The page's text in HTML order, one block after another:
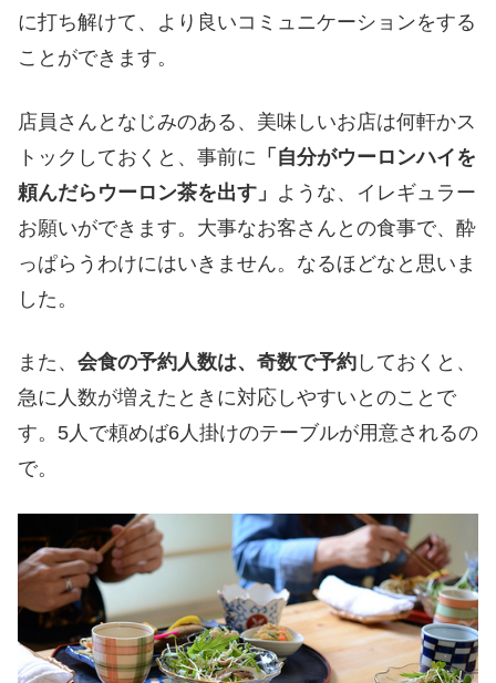
に打ち解けて、より良いコミュニケーションをする
ことができます。
店員さんとなじみのある、美味しいお店は何軒かス
トックしておくと、事前に 「自分がウーロンハイを
頼んだらウーロン茶を出す」 ような、イレギュラー
お願いができます。大事なお客さんとの食事で、酔
っぱらうわけにはいきません。なるほどなと思いま
した。
また、 会食の予約人数は、奇数で予約 しておくと、
急に人数が増えたときに対応しやすいとのことで
す。5人で頼めば6人掛けのテーブルが用意されるの
で。